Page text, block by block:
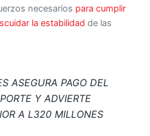
necesarios para cumplir
la estabilidadde las
ASEGURA PAGO DEL
Y ADVIERTE
A L320 MILLONES